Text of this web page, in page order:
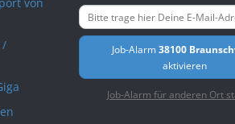
/
Job-Alarm38100
aktivieren
Job-Alarm für anderen Ort